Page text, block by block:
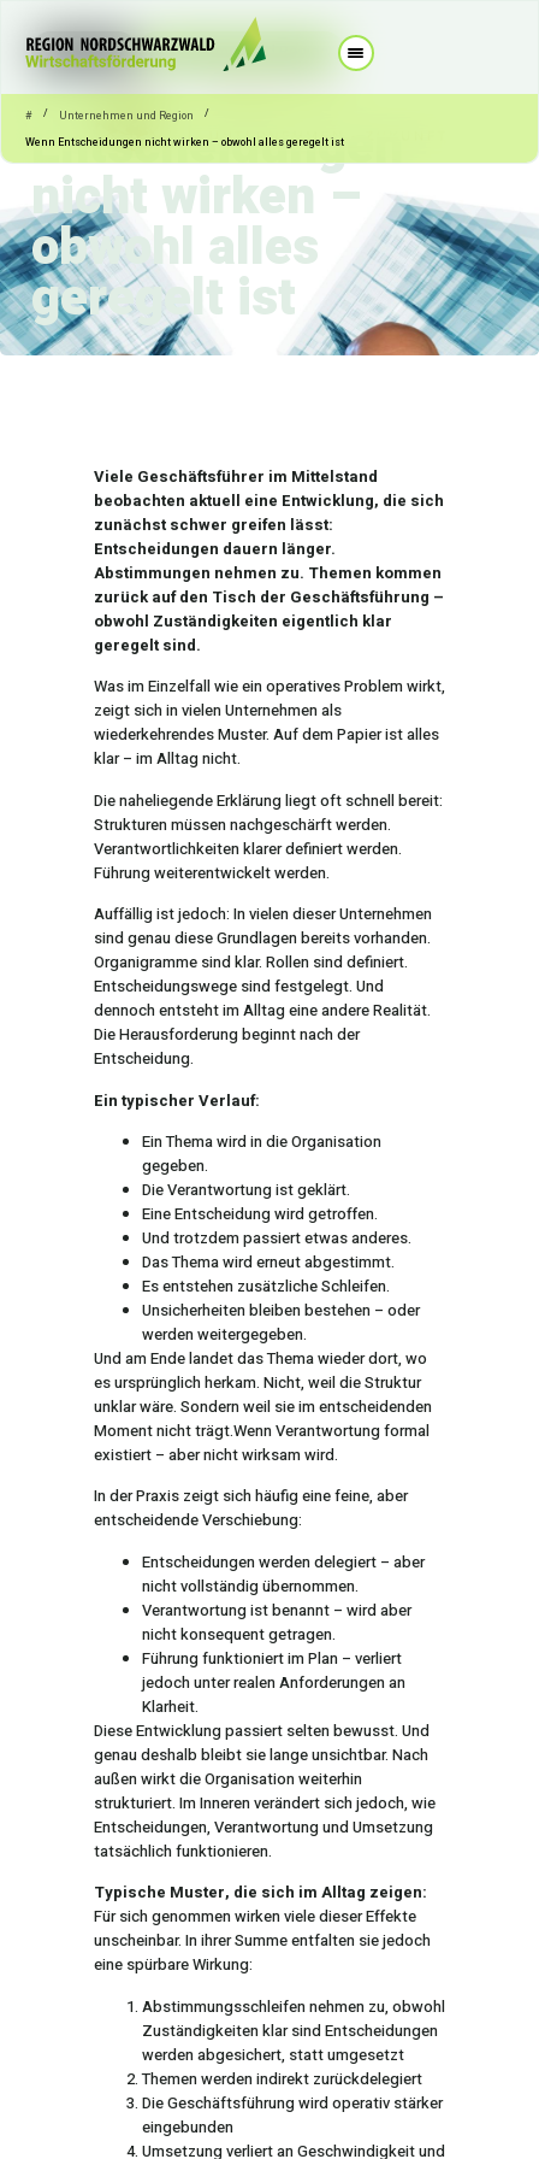
# / Unternehmen und Region
/
Wenn Entscheidungen nicht wirken – obwohl alles geregelt ist
08.05.2026 Unternehmen und Region
Wenn
Entscheidungen
nicht wirken –
obwohl alles
geregelt ist
Viele Geschäftsführer im Mittelstand
beobachten aktuell eine Entwicklung, die sich
zunächst schwer greifen lässt:
Entscheidungen dauern länger.
Abstimmungen nehmen zu. Themen kommen
zurück auf den Tisch der Geschäftsführung –
obwohl Zuständigkeiten eigentlich klar
geregelt sind.
Was im Einzelfall wie ein operatives Problem wirkt,
zeigt sich in vielen Unternehmen als
wiederkehrendes Muster. Auf dem Papier ist alles
klar – im Alltag nicht.
Die naheliegende Erklärung liegt oft schnell bereit:
Strukturen müssen nachgeschärft werden.
Verantwortlichkeiten klarer definiert werden.
Führung weiterentwickelt werden.
Auffällig ist jedoch: In vielen dieser Unternehmen
sind genau diese Grundlagen bereits vorhanden.
Organigramme sind klar. Rollen sind definiert.
Entscheidungswege sind festgelegt. Und
dennoch entsteht im Alltag eine andere Realität.
Die Herausforderung beginnt nach der
Entscheidung.
Ein typischer Verlauf:
Ein Thema wird in die Organisation
gegeben.
Die Verantwortung ist geklärt.
Eine Entscheidung wird getroffen.
Und trotzdem passiert etwas anderes.
Das Thema wird erneut abgestimmt.
Es entstehen zusätzliche Schleifen.
Unsicherheiten bleiben bestehen – oder
werden weitergegeben.
Und am Ende landet das Thema wieder dort, wo
es ursprünglich herkam. Nicht, weil die Struktur
unklar wäre. Sondern weil sie im entscheidenden
Moment nicht trägt.Wenn Verantwortung formal
existiert – aber nicht wirksam wird.
In der Praxis zeigt sich häufig eine feine, aber
entscheidende Verschiebung:
Entscheidungen werden delegiert – aber
nicht vollständig übernommen.
Verantwortung ist benannt – wird aber
nicht konsequent getragen.
Führung funktioniert im Plan – verliert
jedoch unter realen Anforderungen an
Klarheit.
Diese Entwicklung passiert selten bewusst. Und
genau deshalb bleibt sie lange unsichtbar. Nach
außen wirkt die Organisation weiterhin
strukturiert. Im Inneren verändert sich jedoch, wie
Entscheidungen, Verantwortung und Umsetzung
tatsächlich funktionieren.
Typische Muster, die sich im Alltag zeigen:
Für sich genommen wirken viele dieser Effekte
unscheinbar. In ihrer Summe entfalten sie jedoch
eine spürbare Wirkung:
Abstimmungsschleifen nehmen zu, obwohl
Zuständigkeiten klar sind Entscheidungen
werden abgesichert, statt umgesetzt
Themen werden indirekt zurückdelegiert
Die Geschäftsführung wird operativ stärker
eingebunden
Umsetzung verliert an Geschwindigkeit und